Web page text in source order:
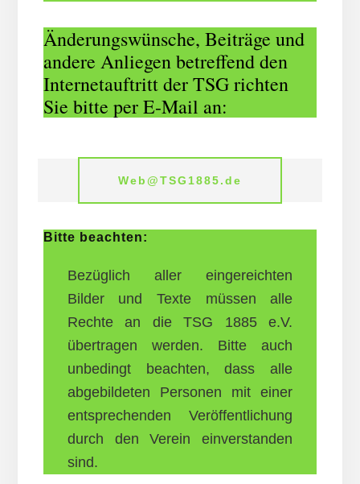
Änder­ungs­wün­sche, Bei­träge und
an­de­re An­lieg­en be­tref­fend den
Internetauftritt der TSG richt­en
Sie bitte per E-Mail an:
Web@TSG1885.de
Bitte beachten:
Bezüglich aller eingereichten
Bilder und Texte müssen alle
Rechte an die TSG 1885 e.V.
übertragen werden. Bitte auch
unbedingt beachten, dass alle
abgebildeten Personen mit einer
entsprechenden Veröffentlichung
durch den Verein einverstanden
sind.